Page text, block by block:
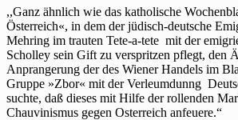
,,Ganz ähnlich wie das katholische
Österreich«, in dem der jüdisch-deutsche
Mehring im trauten Tete-a-tete mit der
Scholley sein Gift zu verspritzen pflegt, den
Anprangerung der des Wiener Handels im
Gruppe »Zbor« mit der Verleumdunng
suchte, daß dieses mit Hilfe der rollenden
Chauvinismus gegen Osterreich anfeuere.“